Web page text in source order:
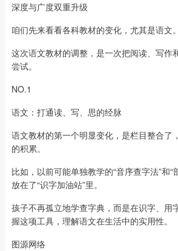
深度与广度双重升级
咱们先来看看各科教材的变化，尤其是语文。
这次语文教材的调整，是一次把阅读、写作
尝试。
NO.1
语文：打通读、写、思的经脉
语文教材的第一个明显变化，是栏目整合了
的积累。
比如，以前可能单独教学的“音序查字法”和“
放在了“识字加油站”里。
孩子不再孤立地学查字典，而是在识字、用
握这项工具，理解语文在生活中的实用性。
图源网络